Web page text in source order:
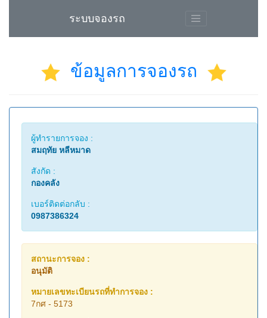
ระบบจองรถ
ข้อมูลการจองรถ
ผู้ทำรายการจอง :
สมฤทัย หลีหมาด
สังกัด :
กองคลัง
เบอร์ติดต่อกลับ :
0987386324
สถานะการจอง :
อนุมัติ
หมายเลขทะเบียนรถที่ทำการจอง :
7กศ - 5173